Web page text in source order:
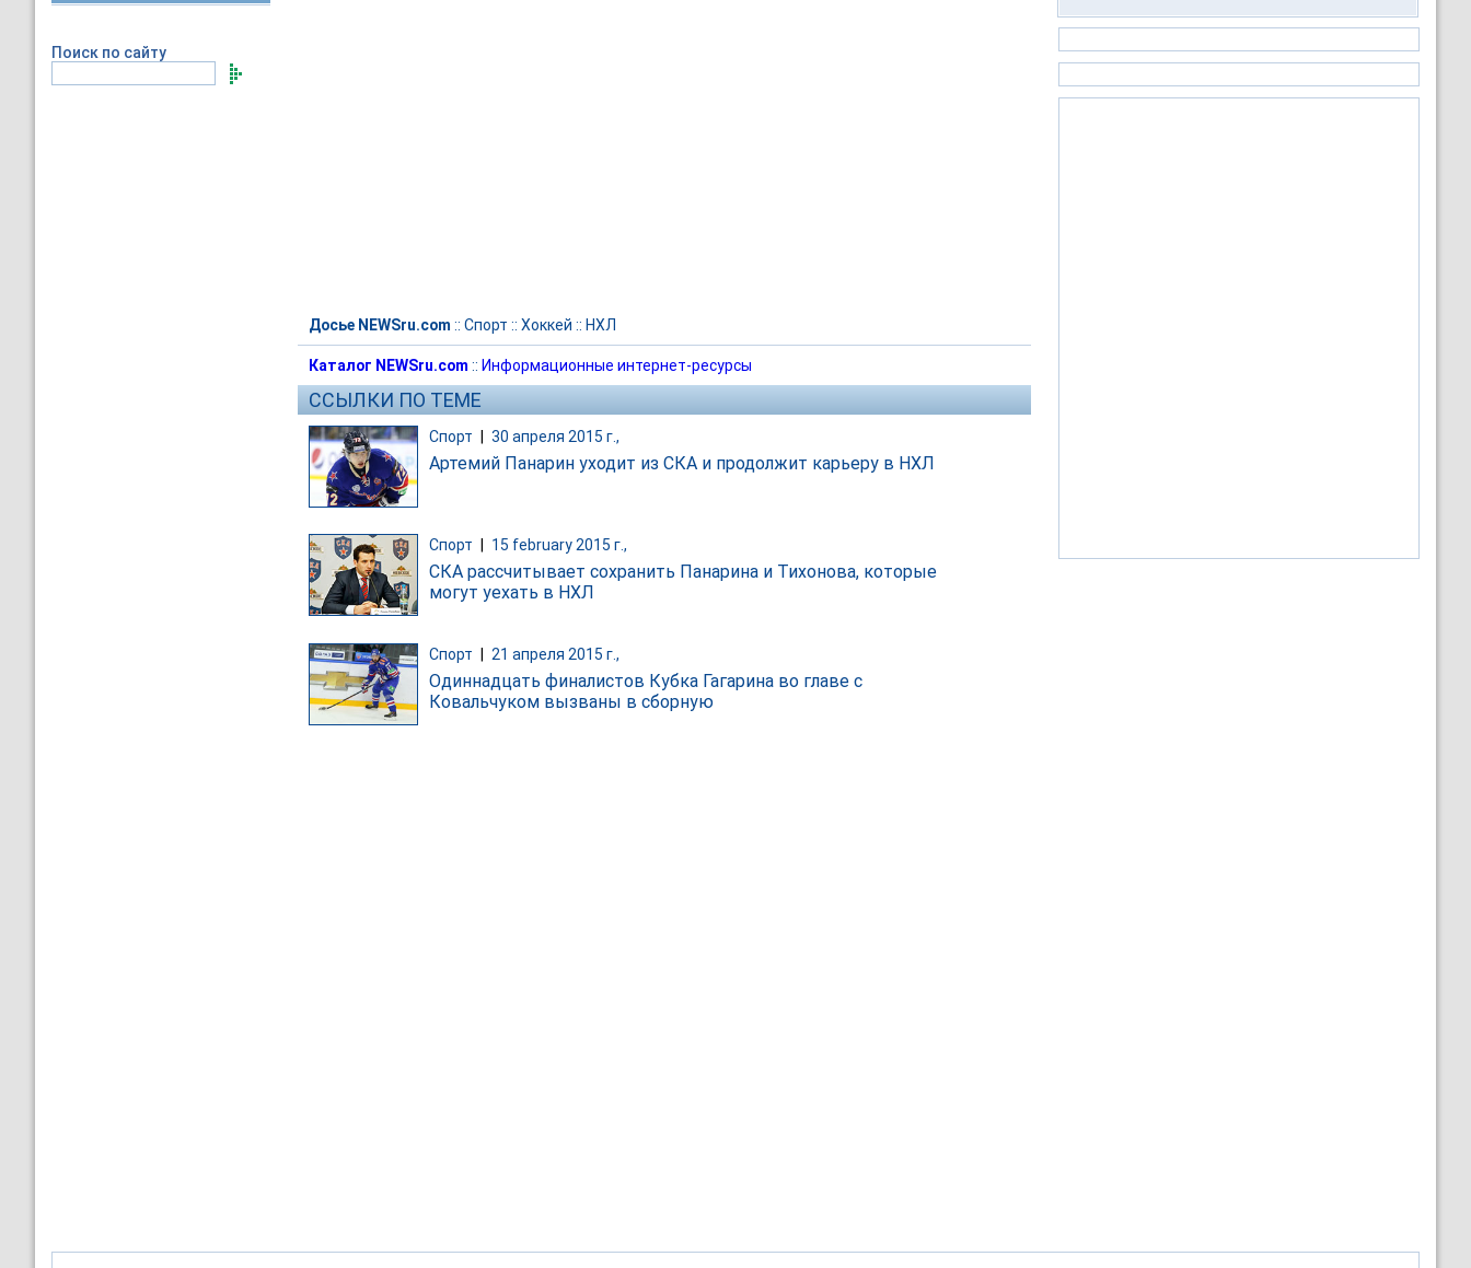
Поиск по сайту
Досье NEWSru.com :: Спорт :: Хоккей :: НХЛ
Каталог NEWSru.com :: Информационные интернет-ресурсы
ССЫЛКИ ПО ТЕМЕ
Спорт 30 апреля 2015 г.,
Артемий Панарин уходит из СКА и продолжит карьеру в НХЛ
Спорт 15 february 2015 г.,
СКА рассчитывает сохранить Панарина и Тихонова, которые
могут уехать в НХЛ
Спорт 21 апреля 2015 г.,
Одиннадцать финалистов Кубка Гагарина во главе с
Ковальчуком вызваны в сборную